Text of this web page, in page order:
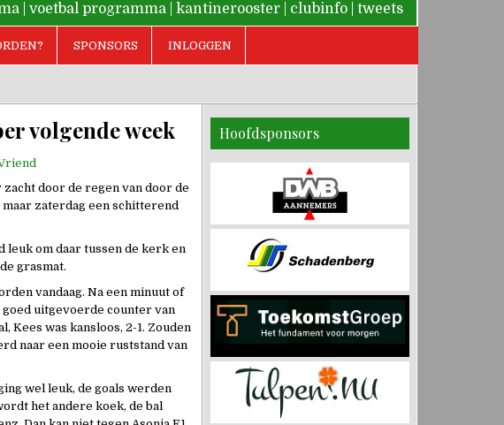
voetbal programma kantinerooster clubinfo tweets
SPONSORS INLOGGEN
volgende week
door de regen van door de
zaterdag een schitterend
leuk om daar tussen de kerk en
grasmat.
vandaag. Na een minuut of
goed uitgevoerde counter van
Kees was kansloos, 2-1. Zouden
naar een mooie ruststand van
wel leuk, de goals werden
het andere koek, de bal
Hoofdsponsors